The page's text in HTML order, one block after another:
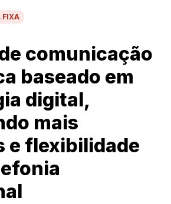
FIXA
comunicação
baseado em
digital,
mais
e flexibilidade